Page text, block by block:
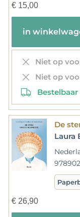
€15,00
in
Niet op
Niet op
Bestelbaar
De
Laura
€26,90